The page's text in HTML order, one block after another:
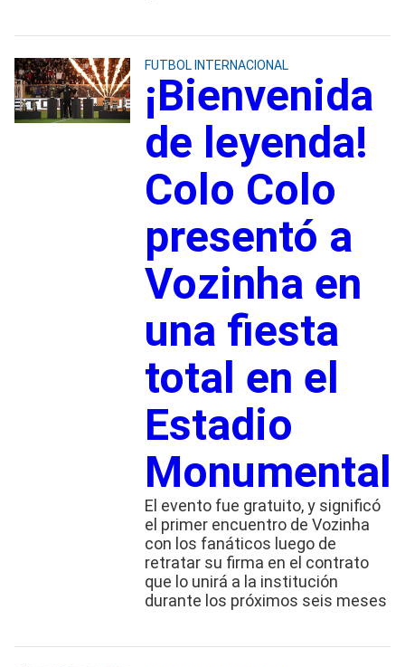
FUTBOL INTERNACIONAL
¡Bienvenida
de leyenda!
Colo Colo
presentó a
Vozinha en
una fiesta
total en el
Estadio
Monumental
El evento fue gratuito, y significó
el primer encuentro de Vozinha
con los fanáticos luego de
retratar su firma en el contrato
que lo unirá a la institución
durante los próximos seis meses